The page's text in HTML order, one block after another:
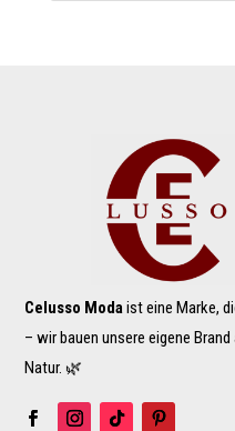
Celusso Modaist eine Marke,
– wir bauen unsere eigene
Natur. 🌿